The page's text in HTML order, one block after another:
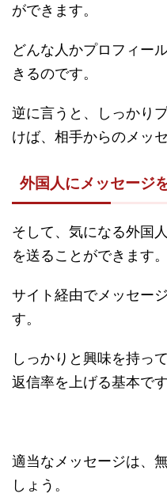
ができます。
どんな人かプロフィー
きるのです。
逆に言うと、しっかり
けば、相手からのメッ
外国人にメッセージ
そして、気になる外国
を送ることができます。
サイト経由でメッセー
す。
しっかりと興味を持っ
返信率を上げる基本です
適当なメッセージは、
しょう。